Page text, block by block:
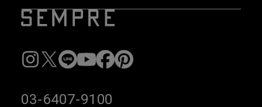
03-6407-9100